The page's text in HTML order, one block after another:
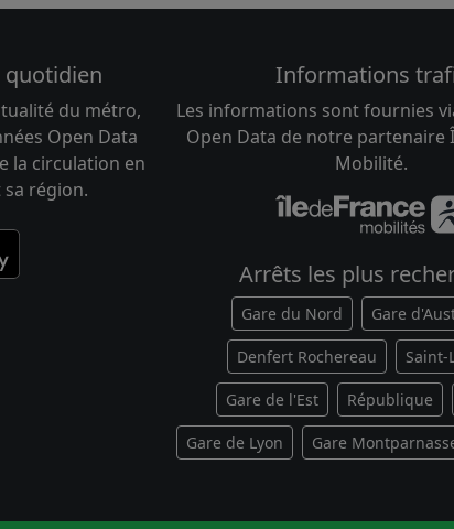
quotidien
du métro,
Open Data
la circulation en
région.
Informations
Les informations sont fournies
Open Data de notre partenaire
Mobilité.
Arrêts les plus
Gare du Nord Gare
Denfert Rochereau Saint-
Gare de l'Est République
Gare de Lyon Gare